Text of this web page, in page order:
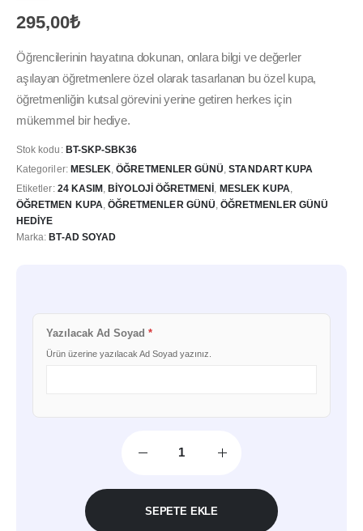
295,00₺
Öğrencilerinin hayatına dokunan, onlara bilgi ve değerler
aşılayan öğretmenlere özel olarak tasarlanan bu özel kupa,
öğretmenliğin kutsal görevini yerine getiren herkes için
mükemmel bir hediye.
Stok kodu: BT-SKP-SBK36
Kategoriler: MESLEK,ÖĞRETMENLER GÜNÜ,STANDART KUPA
Etiketler: 24 KASIM ,BIYOLOJI ÖĞRETMENI MESLEK KUPA
ÖĞRETMEN KUPA ÖĞRETMENLER GÜNÜ ÖĞRETMENLER GÜNÜ
HEDIYE
Marka:BT-AD SOYAD
Yazılacak Ad Soyad *
Ürün üzerine yazılacak Ad Soyad yazınız.
SEPETE EKLE